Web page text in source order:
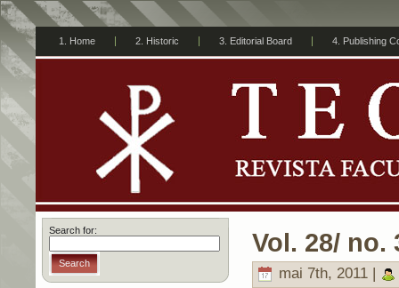
1. Home 2. Historic 3. Editorial Board 4. Publishing
Search for:
Search
Vol. 28/ no.
mai 7th, 2011 |